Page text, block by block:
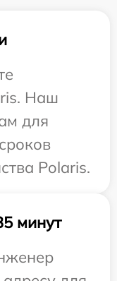
Наш
для
Polaris.
минут